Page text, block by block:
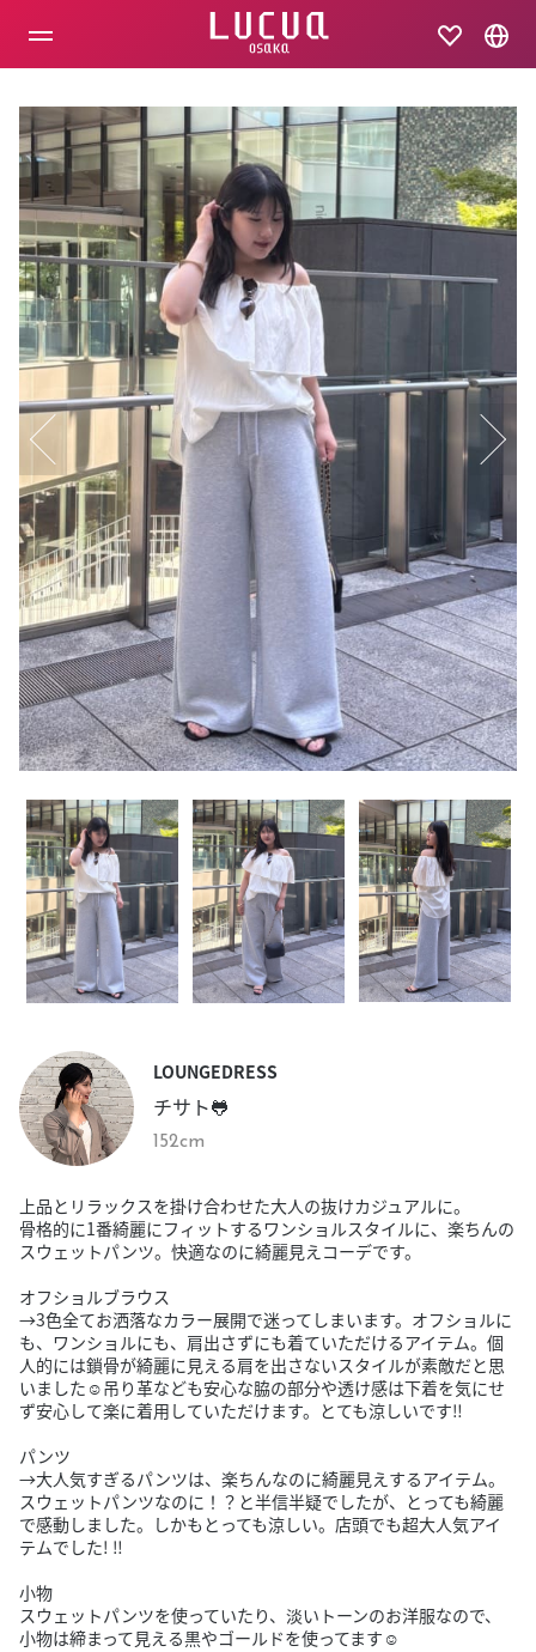
LOUNGEDRESS
チサト🐸
152cm
上品とリラックスを掛け合わせた大人の抜けカジュアルに。
骨格的に1番綺麗にフィットするワンショルスタイルに、楽ちんの
スウェットパンツ。快適なのに綺麗見えコーデです。
オフショルブラウス
→3色全てお洒落なカラー展開で迷ってしまいます。オフショルに
も、ワンショルにも、肩出さずにも着ていただけるアイテム。個
人的には鎖骨が綺麗に見える肩を出さないスタイルが素敵だと思
いました☺︎吊り革なども安心な脇の部分や透け感は下着を気にせ
ず安心して楽に着用していただけます。とても涼しいです‼︎
パンツ
→大人気すぎるパンツは、楽ちんなのに綺麗見えするアイテム。
スウェットパンツなのに！？と半信半疑でしたが、とっても綺麗
で感動しました。しかもとっても涼しい。店頭でも超大人気アイ
テムでした! ‼︎
小物
スウェットパンツを使っていたり、淡いトーンのお洋服なので、
小物は締まって見える黒やゴールドを使ってます☺︎